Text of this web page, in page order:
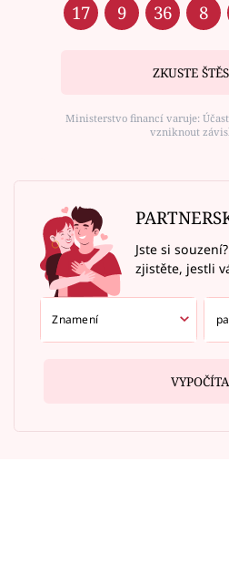
17 9 36 8
ZKUSTE
Ministerstvo financí varuje:
vzniknout
Jste si
zjistěte, jestli